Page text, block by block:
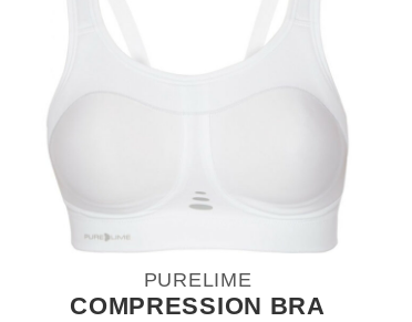
PURELIME
COMPRESSION BRA